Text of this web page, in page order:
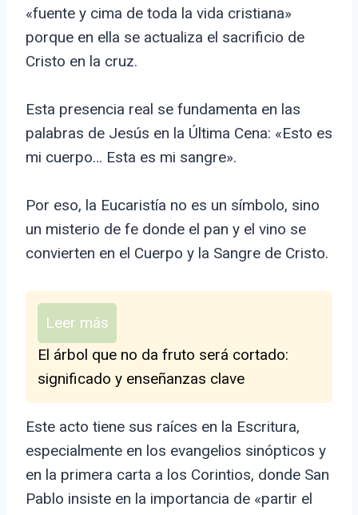
«fuente y cima de toda la vida cristiana»
porque en ella se actualiza el sacrificio de
Cristo en la cruz.
Esta presencia real se fundamenta en las
palabras de Jesús en la Última Cena: «Esto es
mi cuerpo… Esta es mi sangre».
Por eso, la Eucaristía no es un símbolo, sino
un misterio de fe donde el pan y el vino se
convierten en el Cuerpo y la Sangre de Cristo.
Leer más
El árbol que no da fruto será cortado:
significado y enseñanzas clave
Este acto tiene sus raíces en la Escritura,
especialmente en los evangelios sinópticos y
en la primera carta a los Corintios, donde San
Pablo insiste en la importancia de «partir el